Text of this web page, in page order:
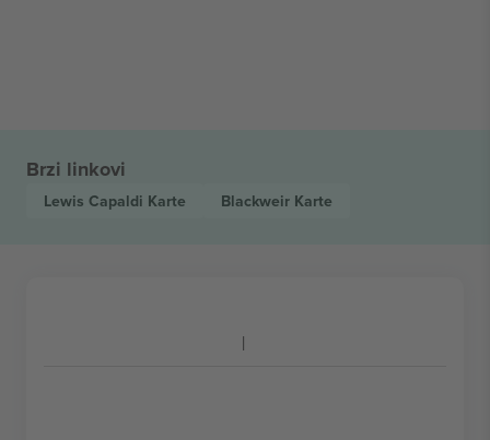
Brzi linkovi
Lewis Capaldi Karte Blackweir Karte